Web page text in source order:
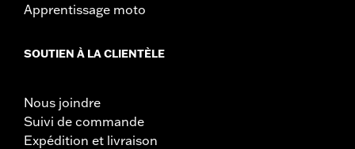
Apprentissage moto
SOUTIEN À LA CLIENTÈLE
Nous joindre
Suivi de commande
Expédition et livraison